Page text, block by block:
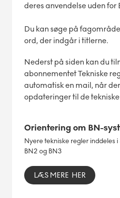
deres anvendelse uden
Du kan søge på
ord, der indgår i titlerne.
Nederst på siden kan du
abonnementet Tekniske
automatisk en mail, når
opdateringer til de
Orientering om BN-
Nyere tekniske regler inddeles
BN2 og BN3
LÆS MERE HER